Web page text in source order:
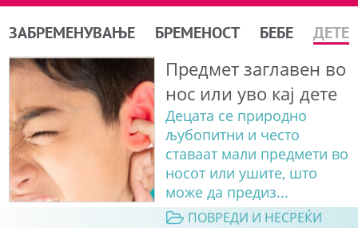
ЗАБРЕМЕНУВАЊЕ БРЕМЕНОСТ БЕБЕ ДЕТЕ
Предмет заглавен во
нос или уво кај дете
Децата се природно
љубопитни и често
ставаат мали предмети во
носот или ушите, што
може да предиз...
ПОВРЕДИ И НЕСРЕЌИ